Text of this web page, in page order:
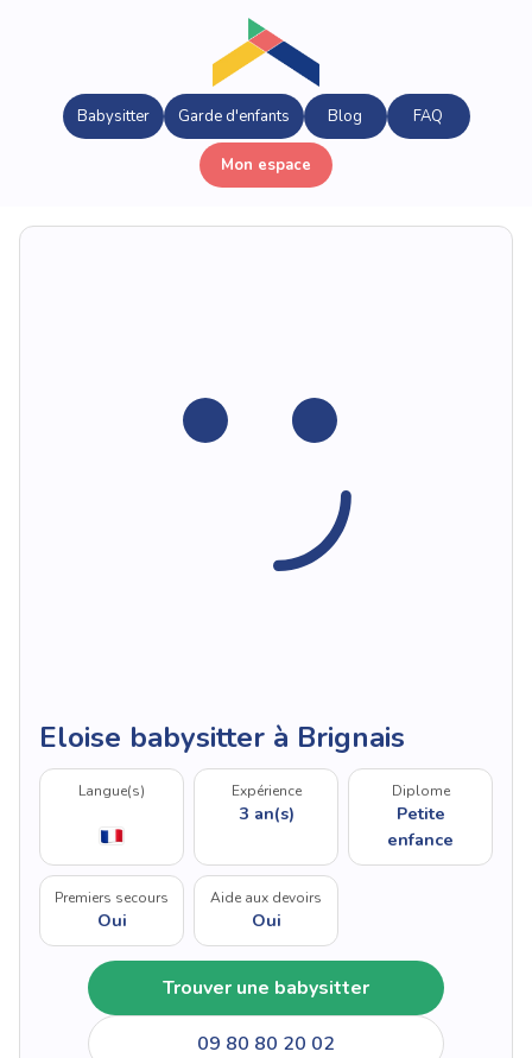
Babysitter Garde d'enfants Blog FAQ
Mon espace
Eloise babysitter à Brignais
Langue(s) Expérience
3 an(s)
Diplome
Petite
enfance
Premiers secours
Oui
Aide aux devoirs
Oui
Trouver une babysitter
09 80 80 20 02